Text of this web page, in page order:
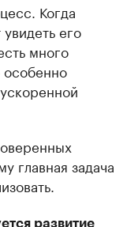
Когда
его
много
главная задача
развитие